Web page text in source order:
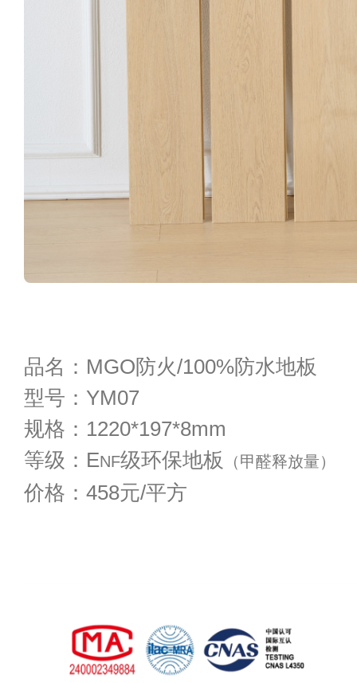
品名：MGO防火/100%防水地板
型号：YM07
规格：1220*197*8mm
等级：ENF级环保地板 （甲醛释放量）
价格：458元/平方